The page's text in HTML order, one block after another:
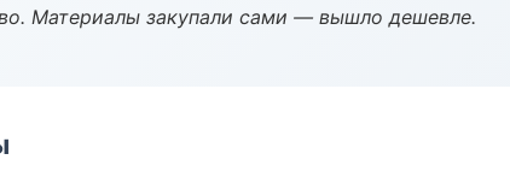
Материалы закупали сами — вышло дешевле.